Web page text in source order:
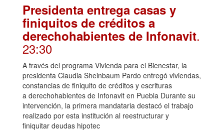
Presidenta entrega casas y
finiquitos de créditos a
derechohabientes de Infonavit.
23:30
A través del programa Vivienda para el Bienestar, la
presidenta Claudia Sheinbaum Pardo entregó viviendas,
constancias de finiquito de créditos y escrituras
a derechohabientes de Infonavit en Puebla Durante su
intervención, la primera mandataria destacó el trabajo
realizado por esta institución al reestructurar y
finiquitar deudas hipotec